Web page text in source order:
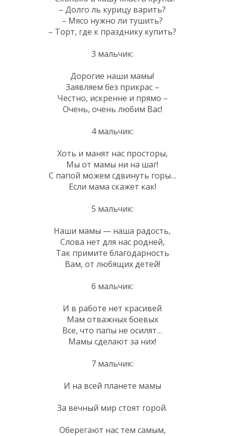
– Долго ль курицу варить?
– Мясо нужно ли тушить?
– Торт, где к празднику купить?
3 мальчик:
Дорогие наши мамы!
Заявляем без прикрас –
Честно, искренне и прямо –
Очень, очень любим Вас!
4 мальчик:
Хоть и манят нас просторы,
Мы от мамы ни на шаг!
С папой можем сдвинуть горы…
Если мама скажет как!
5 мальчик:
Наши мамы — наша радость,
Слова нет для нас родней,
Так примите благодарность
Вам, от любящих детей!
6 мальчик:
И в работе нет красивей
Мам отважных боевых
Все, что папы не осилят…
Мамы сделают за них!
7 мальчик:
И на всей планете мамы
За вечный мир стоят горой.
Оберегают нас тем самым,